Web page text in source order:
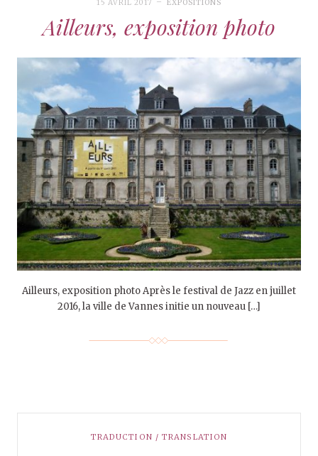
15 AVRIL 2017 EXPOSITIONS
Ailleurs, exposition photo
Ailleurs, exposition photo Après le festival de Jazz en juillet
2016, la ville de Vannes initie un nouveau […]
TRADUCTION / TRANSLATION